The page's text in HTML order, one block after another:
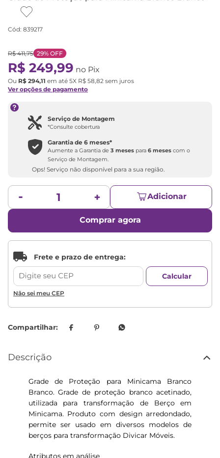
Cód: 839217
R$ 411,75 29% OFF
R$ 249,99 no Pix
Ou R$ 294,11 em até 5X R$ 58,82 sem juros
Ver opções de pagamento
Serviço de Montagem
*Consulte cobertura
Garantia de6 meses*
Aumente a Garantia de3 meses para6 meses com o
Serviço de Montagem.
Ops! Serviço não disponível para a sua região.
Adicionar
Comprar agora
Não sei meu CEP
Descrição
Grade de Proteção para Minicama Branco
Branco. Grade de proteção branco acetinado,
utilizada para transformação de Berço em
Minicama. Produto com design arredondado,
permite ser usado em diversos modelos de
berços para transformação Divicar Móveis.
Atributos em análise